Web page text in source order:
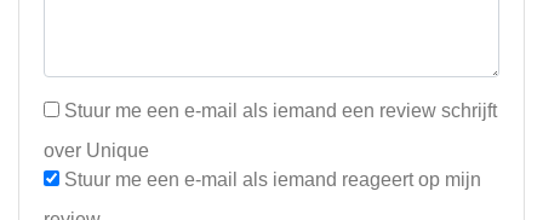
Stuur me een e-mail als iemand een review schrijft
over Unique
Stuur me een e-mail als iemand reageert op mijn